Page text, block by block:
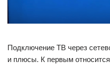
Подключение ТВ через
и плюсы. К первым